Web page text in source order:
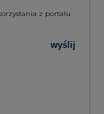
z portalu
wyślij